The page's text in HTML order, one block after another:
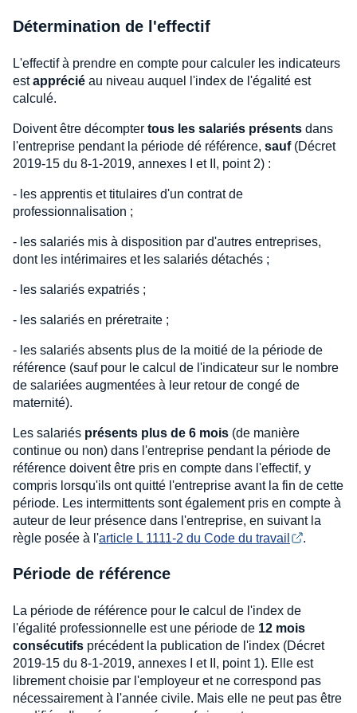
Détermination de l'effectif
L'effectif à prendre en compte pour calculer les indicateurs
estapprécié au niveau auquel l'index de l'égalité est
calculé.
Doivent être décompter tous les salariés présents dans
l'entreprise pendant la période dé référence, sauf(Décret
2019-15 du 8-1-2019, annexes I et II, point 2) :
- les apprentis et titulaires d'un contrat de
professionnalisation ;
- les salariés mis à disposition par d'autres entreprises,
dont les intérimaires et les salariés détachés ;
- les salariés expatriés ;
- les salariés en préretraite ;
- les salariés absents plus de la moitié de la période de
référence (sauf pour le calcul de l'indicateur sur le nombre
de salariées augmentées à leur retour de congé de
maternité).
Les salariés présents plus de 6 mois (de manière
continue ou non) dans l'entreprise pendant la période de
référence doivent être pris en compte dans l'effectif, y
compris lorsqu'ils ont quitté l'entreprise avant la fin de cette
période. Les intermittents sont également pris en compte à
auteur de leur présence dans l'entreprise, en suivant la
règle posée à l'article L 1111-2 du Code du travail .
Période de référence
La période de référence pour le calcul de l'index de
l'égalité professionnelle est une période de 12 mois
consécutifs précédent la publication de l'index (Décret
2019-15 du 8-1-2019, annexes I et II, point 1). Elle est
librement choisie par l'employeur et ne correspond pas
nécessairement à l'année civile. Mais elle ne peut pas être